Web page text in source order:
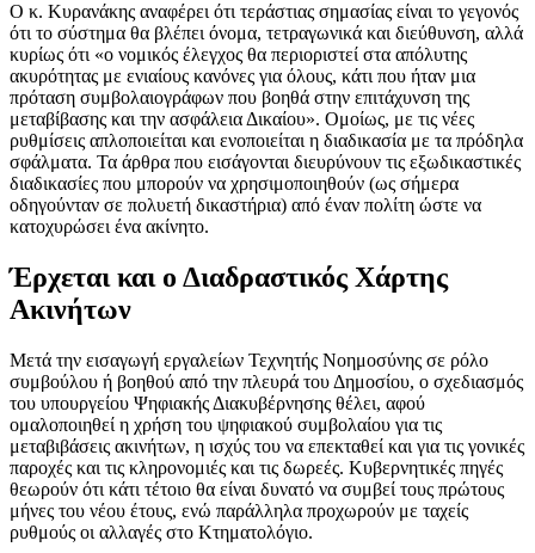
Ο κ. Κυρανάκης αναφέρει ότι τεράστιας σημασίας είναι το γεγονός
ότι το σύστημα θα βλέπει όνομα, τετραγωνικά και διεύθυνση, αλλά
κυρίως ότι «ο νομικός έλεγχος θα περιοριστεί στα απόλυτης
ακυρότητας με ενιαίους κανόνες για όλους, κάτι που ήταν μια
πρόταση συμβολαιογράφων που βοηθά στην επιτάχυνση της
μεταβίβασης και την ασφάλεια Δικαίου». Ομοίως, με τις νέες
ρυθμίσεις απλοποιείται και ενοποιείται η διαδικασία με τα πρόδηλα
σφάλματα. Τα άρθρα που εισάγονται διευρύνουν τις εξωδικαστικές
διαδικασίες που μπορούν να χρησιμοποιηθούν (ως σήμερα
οδηγούνταν σε πολυετή δικαστήρια) από έναν πολίτη ώστε να
κατοχυρώσει ένα ακίνητο.
Έρχεται και ο Διαδραστικός Χάρτης
Ακινήτων
Μετά την εισαγωγή εργαλείων Τεχνητής Νοημοσύνης σε ρόλο
συμβούλου ή βοηθού από την πλευρά του Δημοσίου, ο σχεδιασμός
του υπουργείου Ψηφιακής Διακυβέρνησης θέλει, αφού
ομαλοποιηθεί η χρήση του ψηφιακού συμβολαίου για τις
μεταβιβάσεις ακινήτων, η ισχύς του να επεκταθεί και για τις γονικές
παροχές και τις κληρονομιές και τις δωρεές. Κυβερνητικές πηγές
θεωρούν ότι κάτι τέτοιο θα είναι δυνατό να συμβεί τους πρώτους
μήνες του νέου έτους, ενώ παράλληλα προχωρούν με ταχείς
ρυθμούς οι αλλαγές στο Κτηματολόγιο.